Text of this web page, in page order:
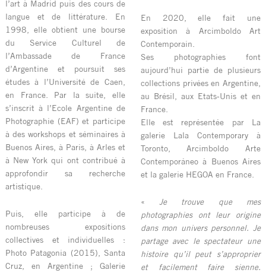
l’art à Madrid puis des cours de
langue et de littérature. En
1998, elle obtient une bourse
du Service Culturel de
l’Ambassade de France
d’Argentine et poursuit ses
études à l’Université de Caen,
en France. Par la suite, elle
s’inscrit à l’Ecole Argentine de
Photographie (EAF) et participe
à des workshops et séminaires à
Buenos Aires, à Paris, à Arles et
à New York qui ont contribué à
approfondir sa recherche
artistique.
Puis, elle participe à de
nombreuses expositions
collectives et individuelles :
Photo Patagonia (2015), Santa
Cruz, en Argentine ; Galerie
En 2020, elle fait une
exposition à Arcimboldo Art
Contemporain.
Ses photographies font
aujourd’hui partie de plusieurs
collections privées en Argentine,
au Brésil, aux Etats-Unis et en
France.
Elle est représentée par La
galerie Lala Contemporary à
Toronto, Arcimboldo Arte
Contemporáneo à Buenos Aires
et la galerie HEGOA en France.
« Je trouve que mes
photographies ont leur origine
dans mon univers personnel. Je
partage avec le spectateur une
histoire qu’il peut s’approprier
et facilement faire sienne.